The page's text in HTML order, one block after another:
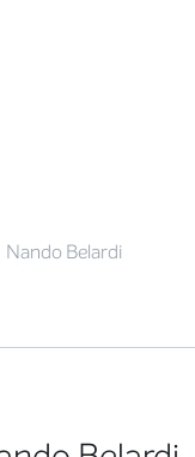
Nando Belardi